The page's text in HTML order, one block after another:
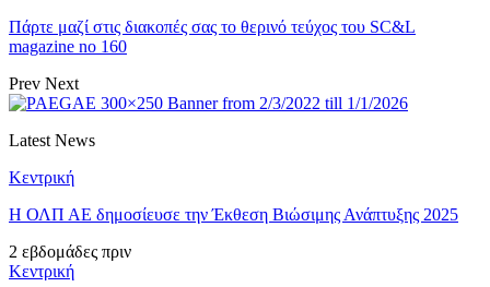
Πάρτε μαζί στις διακοπές σας το θερινό τεύχος του SC&L
magazine no 160
Prev Next
Latest News
Κεντρική
Η ΟΛΠ ΑΕ δημοσίευσε την Έκθεση Βιώσιμης Ανάπτυξης 2025
2 εβδομάδες πριν
Κεντρική